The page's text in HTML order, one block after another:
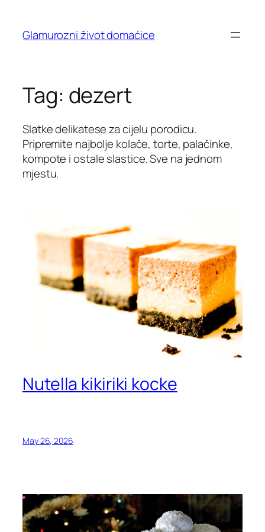
content
Glamurozni život domaćice
Tag: dezert
Slatke delikatese za cijelu porodicu.
Pripremite najbolje kolače, torte, palačinke,
kompote i ostale slastice. Sve na jednom
mjestu.
Nutella kikiriki kocke
May 26, 2026